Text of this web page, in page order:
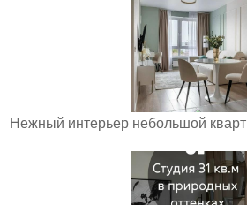
Нежный интерьер небольшой